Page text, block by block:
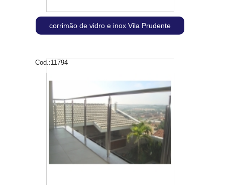
corrimão de vidro e inox Vila Prudente
Cod.:11794